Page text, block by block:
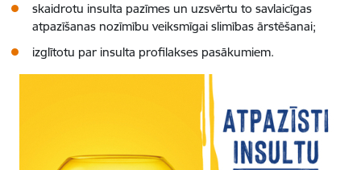
skaidrotu insulta pazīmes un uzsvērtu to savlaicīgas
atpazīšanas nozīmību veiksmīgai slimības ārstēšanai;
izglītotu par insulta profilakses pasākumiem.